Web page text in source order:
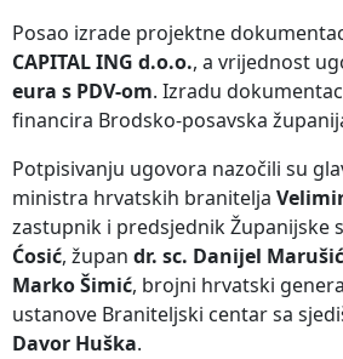
Posao izrade projektne
CAPITAL ING d.o.o., a vrijednost
eura s PDV-om. Izradu
financira Brodsko-posavska
Potpisivanju ugovora nazočili su
ministra hrvatskih branitelja
zastupnik i predsjednik Županijske
Ćosić, župan dr. sc. Danijel Marušić
Marko Šimić, brojni hrvatski
ustanove Braniteljski centar sa
Davor Huška.